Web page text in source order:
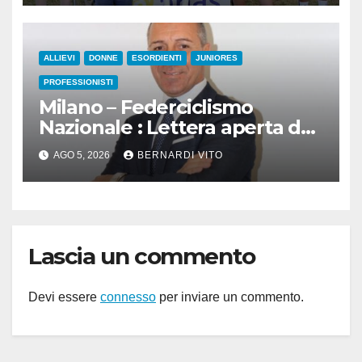
Giacomo Leopardi
ALLIEVI DONNE ESORDIENTI JUNIORES
PROFESSIONISTI
Milano – Federciclismo
Nazionale : Lettera aperta del
Presidente Cordiano Dagnoni
AGO 5, 2026 BERNARDI VITO
Lascia un commento
Devi essere connesso per inviare un commento.